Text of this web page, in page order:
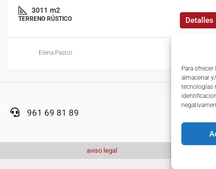
Para
almacenar
tecnologías
3011 m2
TERRENO RÚSTICO Detalles
Elena Pastor
961 69 81 89
aviso legal